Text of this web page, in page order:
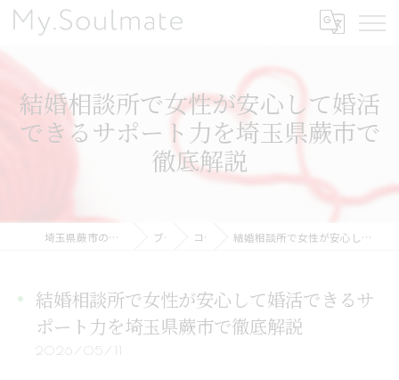
結婚相談所で女性が安心して婚活
できるサポート力を埼玉県蕨市で
徹底解説
埼玉県蕨市の結婚相談所ならMy.Soulmate ブログ コラム 結婚相談所で女性が安心して婚活できるサポート力を埼玉県蕨市で徹底解説
結婚相談所で女性が安心して婚活できるサ
ポート力を埼玉県蕨市で徹底解説
2026/05/11